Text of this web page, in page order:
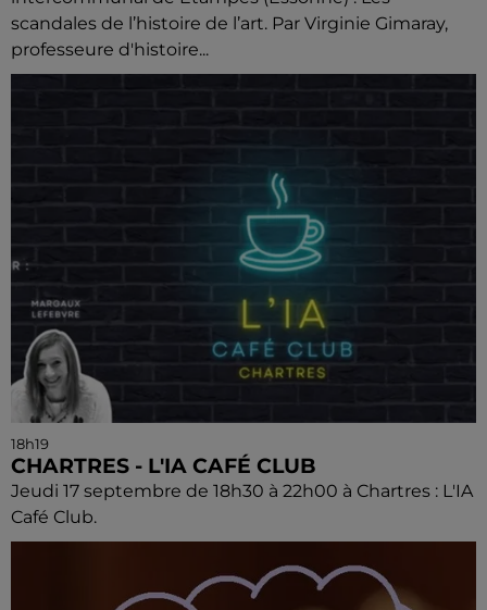
scandales de l’histoire de l’art. Par Virginie Gimaray,
professeure d'histoire...
18h19
CHARTRES - L'IA CAFÉ CLUB
Jeudi 17 septembre de 18h30 à 22h00 à Chartres : L'IA
Café Club.